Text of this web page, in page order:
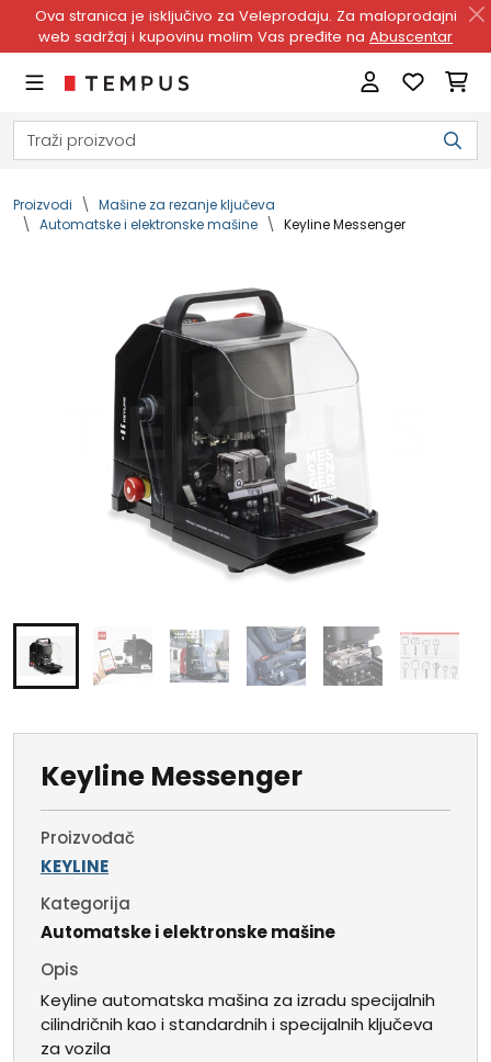
Ova stranica je isključivo za Veleprodaju. Za maloprodajni
web sadržaj i kupovinu molim Vas pređite na Abuscentar
Proizvodi
Mašine za rezanje ključeva
Automatske i elektronske mašine
Keyline Messenger
Keyline Messenger
Proizvođač
KEYLINE
Kategorija
Automatske i elektronske mašine
Opis
Keyline automatska mašina za izradu specijalnih
cilindričnih kao i standardnih i specijalnih ključeva
za vozila